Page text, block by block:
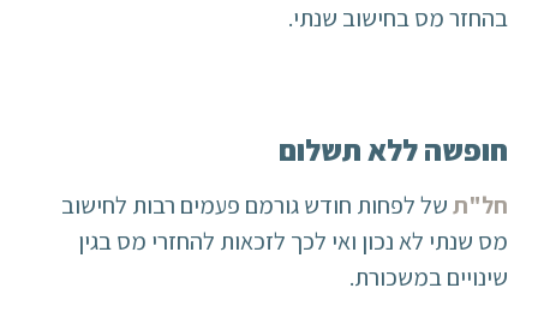
בהחזר מס בחישוב שנתי.
חופשה ללא תשלום
חל"תשל לפחות חודש גורמם פעמים רבות לחישוב
מס שנתי לא נכון ואי לכך לזכאות להחזרי מס בגין
שינויים במשכורת.